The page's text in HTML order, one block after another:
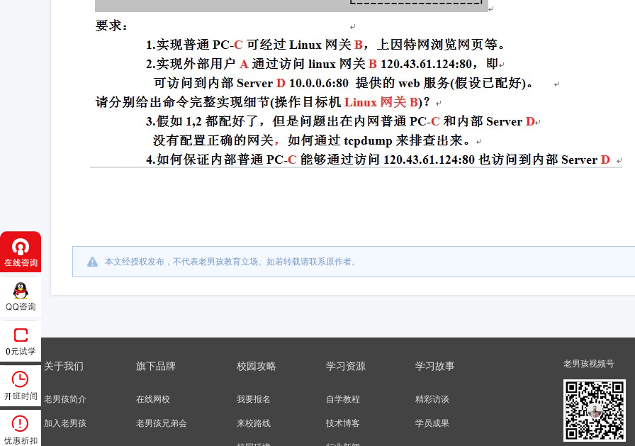
本文经授权发布，不代表老男孩教育立场。如若转载请联系原作者。
关于我们
老男孩简介
加入老男孩
旗下品牌
在线网校
老男孩兄弟会
校园攻略
我要报名
来校路线
学习资源
自学教程
技术博客
学习故事
精彩访谈
学员成果
老男孩视频号